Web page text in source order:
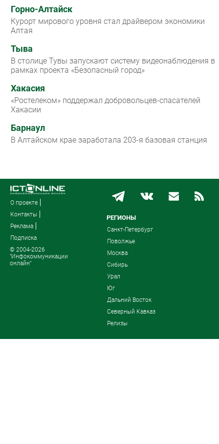
Горно-Алтайск
Курорт мирового уровня стал драйвером экономики
Алтая
Тыва
В столице Тувы запускают систему видеонаблюдения в
рамках проекта «Безопасный город»
Хакасия
«Ростелеком» поддержал добровольцев-спасателей
Хакасии
Барнаул
В Алтайском крае заработала 203-я базовая станция
О проекте
Контакты
Реклама
Подписка
© 2004-2026
"Инфокоммуникации
онлайн"
РЕГИОНЫ
Санкт-Петербург
Поволжье
Москва
Сибирь
Урал
Юг
Дальний Восток
Северный Кавказ
Релизы